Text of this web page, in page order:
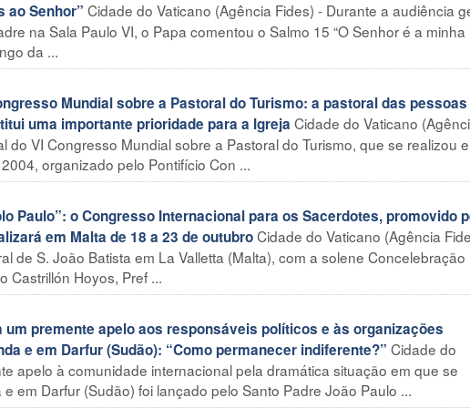
ao Senhor” Cidade do Vaticano (Agência Fides) - Durante a audiência
na Sala Paulo VI, o Papa comentou o Salmo 15 “O Senhor é a minha
da ...
Mundial sobre a Pastoral do Turismo: a pastoral das pessoas
uma importante prioridade para a Igreja Cidade do Vaticano
do VI Congresso Mundial sobre a Pastoral do Turismo, que se realizou
organizado pelo Pontifício Con ...
Paulo”: o Congresso Internacional para os Sacerdotes, promovido
em Malta de 18 a 23 de outubroCidade do Vaticano (Agência
de S. João Batista em La Valletta (Malta), com a solene Concelebração
Castrillón Hoyos, Pref ...
um premente apelo aos responsáveis políticos e às organizações
e em Darfur (Sudão): “Como permanecer indiferente?” Cidade do
apelo à comunidade internacional pela dramática situação em que se
em Darfur (Sudão) foi lançado pelo Santo Padre João Paulo ...